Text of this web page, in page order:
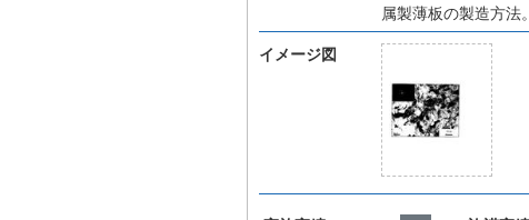
属製薄板の製造方法。
イメージ図